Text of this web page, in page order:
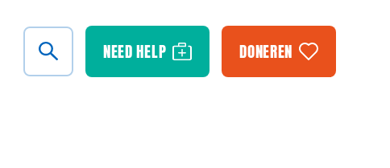
NEED HELP DONEREN